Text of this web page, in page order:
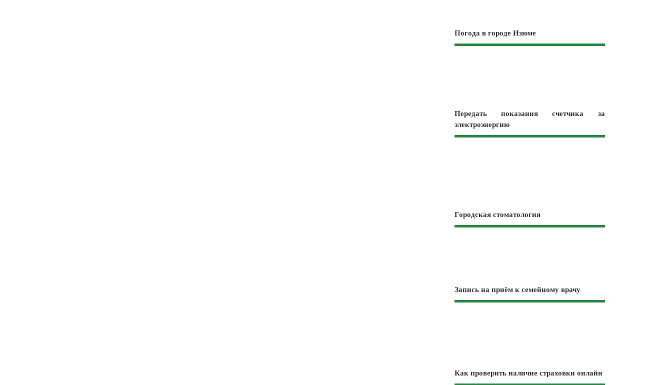
Погода в городе Изюме
Передать показания счетчика за
электроэнергию
Городская стоматология
Запись на приём к семейному врачу
Как проверить наличие страховки онлайн